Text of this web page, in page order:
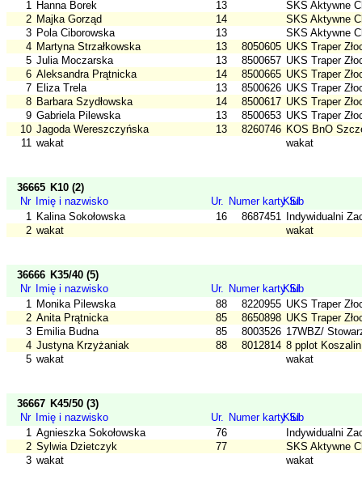
1 Hanna Borek 13
SKS Aktywne
2 Majka Gorząd 14
SKS Aktywne
3 Pola Ciborowska 13
SKS Aktywne
4 Martyna Strzałkowska 13 8050605 UKS Traper
5 Julia Moczarska 13 8500657 UKS Traper
6 Aleksandra Prątnicka 14 8500665 UKS Traper
7 Eliza Trela 13 8500626 UKS Traper
8 Barbara Szydłowska 14 8500617 UKS Traper
9 Gabriela Pilewska 13 8500653 UKS Traper
10 Jagoda Wereszczyńska 13 8260746 KOS BnO
11 wakat wakat
36665 K10 (2)
Nr
Imię i nazwisko Ur. Numer karty SI
Klub
1 Kalina Sokołowska 16 8687451
Indywidualni
2 wakat wakat
36666 K35/40 (5)
Nr
Imię i nazwisko Ur. Numer karty SI
Klub
1 Monika Pilewska 88 8220955 UKS Traper
2 Anita Prątnicka 85 8650898 UKS Traper
3 Emilia Budna 85 8003526 17WBZ/
4 Justyna Krzyżaniak 88 8012814 8 pplot Koszalin
5 wakat wakat
36667 K45/50 (3)
Nr
Imię i nazwisko Ur. Numer karty SI
Klub
1 Agnieszka Sokołowska 76
Indywidualni
2 Sylwia Dzietczyk 77
SKS Aktywne
3 wakat wakat